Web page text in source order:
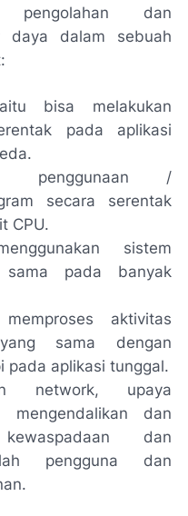
pengolahan dan
daya dalam sebuah
bisa melakukan
pada aplikasi
penggunaan /
secara serentak
CPU.
sistem
pada banyak
aktivitas
sama dengan
pada aplikasi tunggal.
network, upaya
mengendalikan dan
dan
pengguna dan